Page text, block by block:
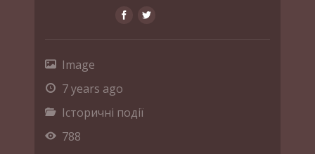
Image
7 years ago
Історичні події
788